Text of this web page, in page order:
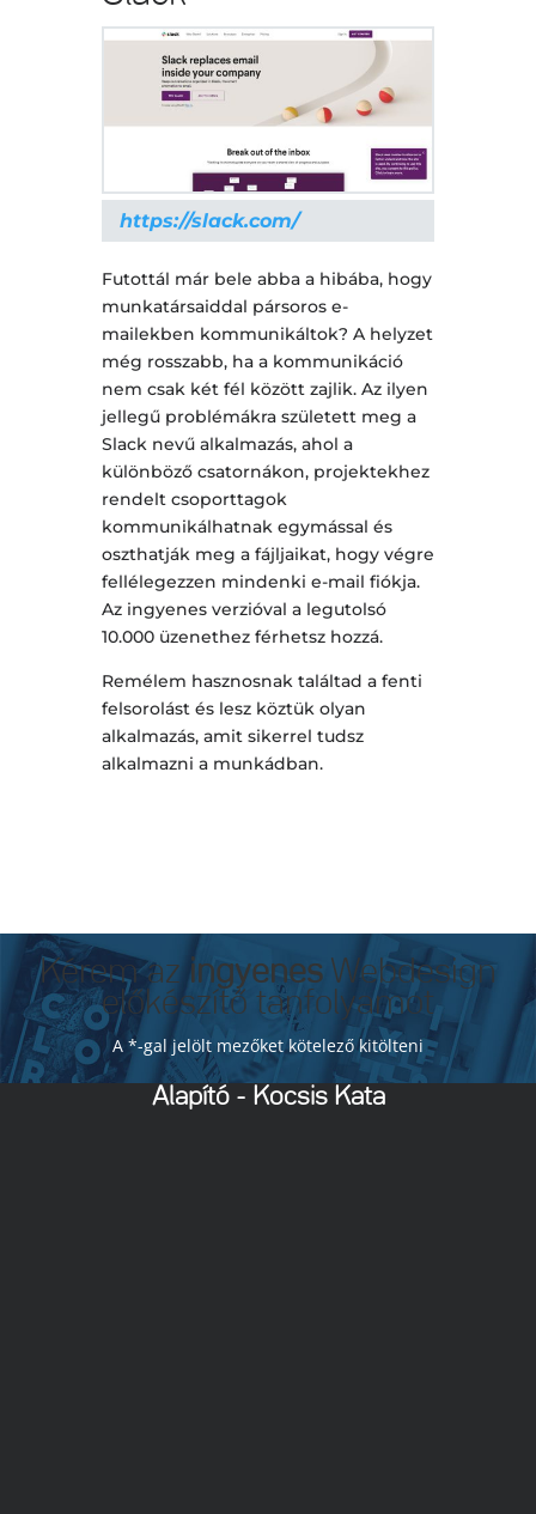
https://slack.com/
Futottál már bele abba a hibába, hogy
munkatársaiddal pársoros e-
mailekben kommunikáltok? A helyzet
még rosszabb, ha a kommunikáció
nem csak két fél között zajlik. Az ilyen
jellegű problémákra született meg a
Slack nevű alkalmazás, ahol a
különböző csatornákon, projektekhez
rendelt csoporttagok
kommunikálhatnak egymással és
oszthatják meg a fájljaikat, hogy végre
fellélegezzen mindenki e-mail fiókja.
Az ingyenes verzióval a legutolsó
10.000 üzenethez férhetsz hozzá.
Remélem hasznosnak találtad a fenti
felsorolást és lesz köztük olyan
alkalmazás, amit sikerrel tudsz
alkalmazni a munkádban.
Kérem az ingyenes Webdesign
előkészítő tanfolyamot
A *-gal jelölt mezőket kötelező kitölteni
Alapító - Kocsis Kata